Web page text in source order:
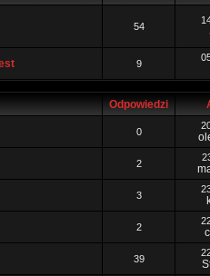
54
9
Odpowiedzi
0
2
3
2
39